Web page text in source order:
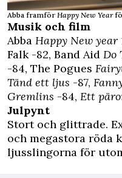
Abba framför Happy New Year
Musik och film
Abba Happy New year
Falk -82, Band Aid Do
-84, The Pogues
Tänd ett ljus -87,
Gremlins -84, Ett
Julpynt
Stort och glittrade.
och megastora röda
ljusslingorna för